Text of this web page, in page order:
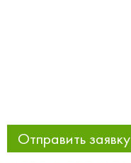
Отправить заявку